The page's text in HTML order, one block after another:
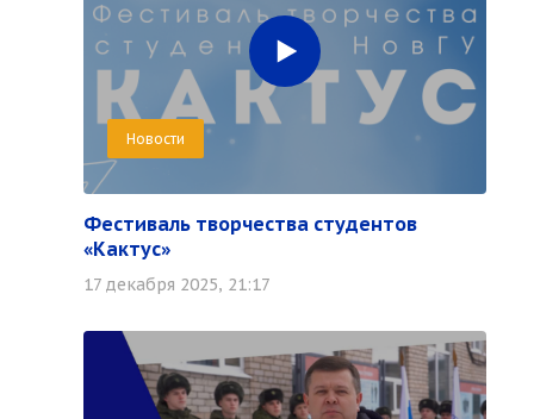
Новости
Фестиваль творчества студентов
«Кактус»
17 декабря 2025, 21:17